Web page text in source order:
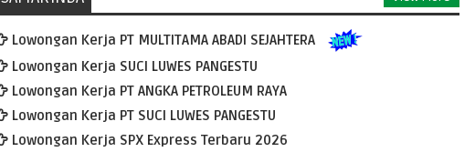
Lowongan Kerja PT MULTITAMA ABADI SEJAHTERA
Lowongan Kerja SUCI LUWES PANGESTU
Lowongan Kerja PT ANGKA PETROLEUM RAYA
Lowongan Kerja PT SUCI LUWES PANGESTU
Lowongan Kerja SPX Express Terbaru 2026